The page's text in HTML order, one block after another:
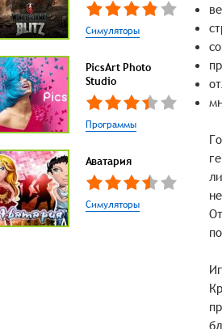
Симуляторы
PicsArt Photo
Studio
Программы
Аватария
Симуляторы